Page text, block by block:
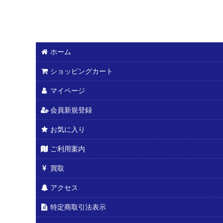
ホーム
ショッピングカート
マイページ
会員新規登録
お気に入り
ご利用案内
買取
アクセス
特定商取引法表示